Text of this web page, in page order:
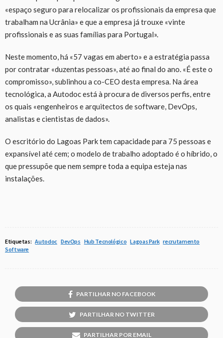
«espaço seguro para relocalizar os profissionais da empresa que
trabalham na Ucrânia» e que a empresa já trouxe «vinte
profissionais e as suas famílias para Portugal».
Neste momento, há «57 vagas em aberto» e a estratégia passa
por contratar «duzentas pessoas», até ao final do ano. «É este o
compromisso», sublinhou a co-CEO desta empresa. Na área
tecnológica, a Autodoc está à procura de diversos perfis, entre
os quais «engenheiros e arquitectos de software, DevOps,
analistas e cientistas de dados».
O escritório do Lagoas Park tem capacidade para 75 pessoas e
expansível até cem; o modelo de trabalho adoptado é o híbrido, o
que pressupõe que nem sempre toda a equipa esteja nas
instalações.
Etiquetas: Autodoc DevOps Hub Tecnológico Lagoas Park recrutamento
Software
PARTILHAR NO FACEBOOK
PARTILHAR NO TWITTER
PARTILHAR POR EMAIL